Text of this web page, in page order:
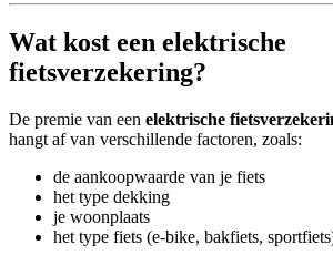
Wat kost een elektrische
fietsverzekering?
De premie van een elektrische
hangt af van verschillende factoren, zoals:
de aankoopwaarde van je fiets
het type dekking
je woonplaats
het type fiets (e-bike, bakfiets,